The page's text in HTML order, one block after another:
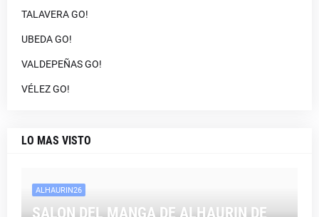
TALAVERA GO!
UBEDA GO!
VALDEPEÑAS GO!
VÉLEZ GO!
LO MAS VISTO
ALHAURIN26
SALON DEL MANGA DE ALHAURIN DE